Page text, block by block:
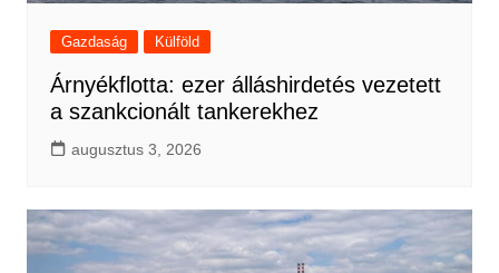
Gazdaság Külföld
Árnyékflotta: ezer álláshirdetés vezetett
a szankcionált tankerekhez
augusztus 3, 2026